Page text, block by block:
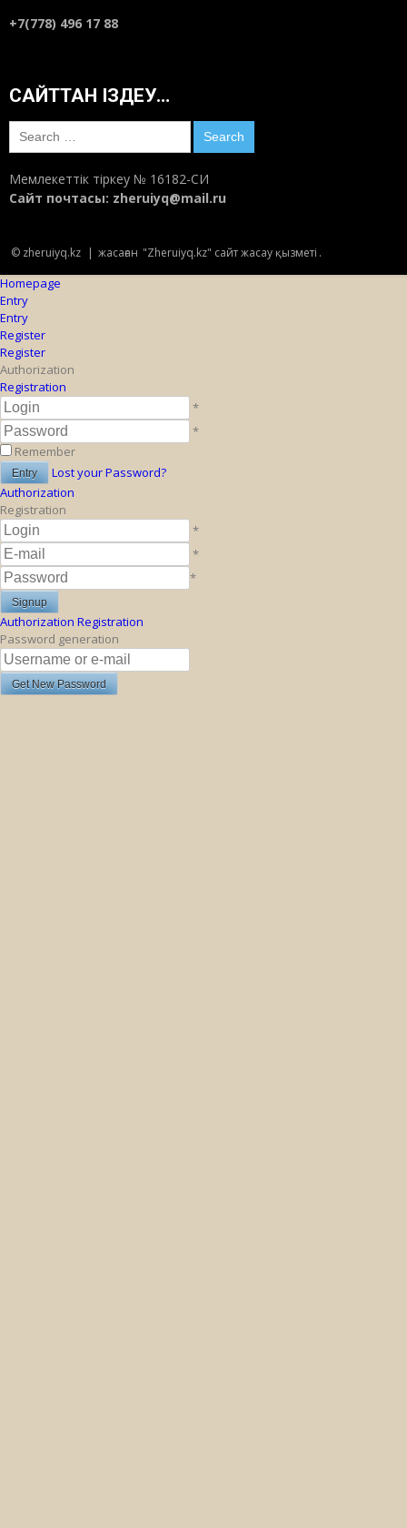
+7(778) 496 17 88
САЙТТАН ІЗДЕУ…
Search
for:
Мемлекеттік тіркеу № 16182-СИ
Сайт почтасы: zheruiyq@mail.ru
© zheruiyq.kz | жасаған "Zheruiyq.kz" сайт жасау қызметі .
Homepage
Entry
Entry
Register
Register
Authorization
Registration
*
*
Remember
Lost your Password?
Authorization
Registration
*
*
*
Authorization Registration
Password generation